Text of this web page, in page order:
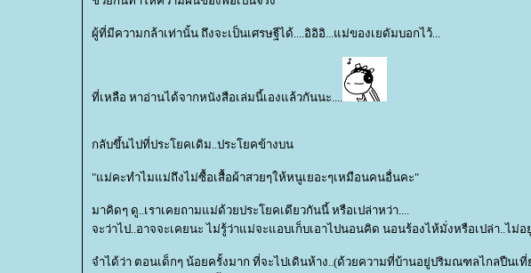
ผู้ที่มีความกล้าเท่านั้น ถึงจะเป็นเศรษฐีได้....อิอิอิ...แม่ของเยดัมบอกไว้...
ที่เหลือ หาอ่านได้จากหนังสือเล่มนี้เองแล้วกันนะ....
กลับขึ้นไปที่ประโยคเดิม..ประโยคข้างบน
"แม่คะทำไมแม่ถึงไม่ซื้อเสื้อผ้าสวยๆให้หนูเยอะๆเหมือนคนอื่นคะ"
มาคิดๆ ดู..เราเคยถามแม่ด้วยประโยคเดียวกันนี้ หรือเปล่าหว่า....
จะว่าไป..อาจจะเคยนะ ไม่รู้ว่าแม่จะแอบเก็บเอาไปนอนคิด นอนร้องไห้มั่งหรือเปล่า..ไม่
จำได้ว่า ตอนเด็กๆ น้อยครั้งมาก ที่จะไปเดินห้าง..(ด้วยความที่บ้านอยู่ปริมณฑลไกลปืนเที่